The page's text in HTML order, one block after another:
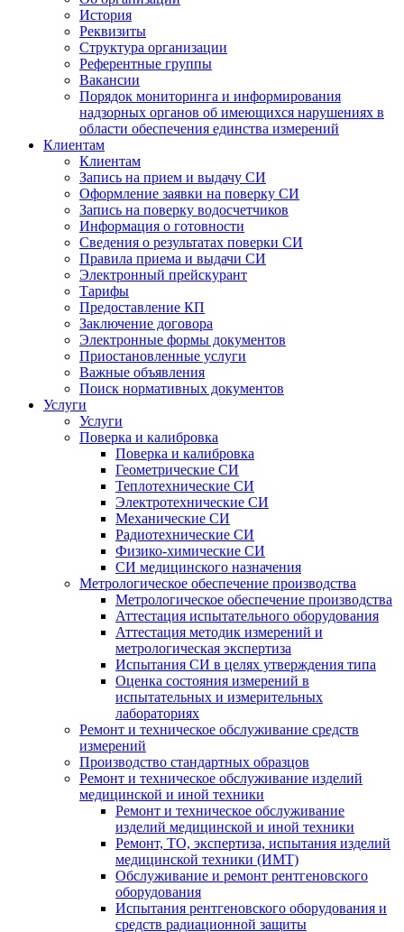
История
Реквизиты
Структура организации
Референтные группы
Вакансии
Порядок мониторинга и информирования
надзорных органов об имеющихся нарушениях в
области обеспечения единства измерений
Клиентам
Клиентам
Запись на прием и выдачу СИ
Оформление заявки на поверку СИ
Запись на поверку водосчетчиков
Информация о готовности
Сведения о результатах поверки СИ
Правила приема и выдачи СИ
Электронный прейскурант
Тарифы
Предоставление КП
Заключение договора
Электронные формы документов
Приостановленные услуги
Важные объявления
Поиск нормативных документов
Услуги
Услуги
Поверка и калибровка
Поверка и калибровка
Геометрические СИ
Теплотехнические СИ
Электротехнические СИ
Механические СИ
Радиотехнические СИ
Физико-химические СИ
СИ медицинского назначения
Метрологическое обеспечение производства
Метрологическое обеспечение производства
Аттестация испытательного оборудования
Аттестация методик измерений и
метрологическая экспертиза
Испытания СИ в целях утверждения типа
Оценка состояния измерений в
испытательных и измерительных
лабораториях
Ремонт и техническое обслуживание средств
измерений
Производство стандартных образцов
Ремонт и техническое обслуживание изделий
медицинской и иной техники
Ремонт и техническое обслуживание
изделий медицинской и иной техники
Ремонт, ТО, экспертиза, испытания изделий
медицинской техники (ИМТ)
Обслуживание и ремонт рентгеновского
оборудования
Испытания рентгеновского оборудования и
средств радиационной защиты